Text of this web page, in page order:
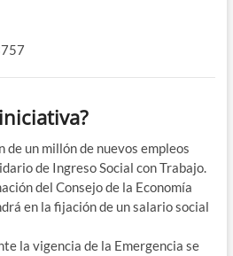
de un millón de nuevos empleos
de Ingreso Social con Trabajo.
del Consejo de la Economía
en la fijación de un salario social
la vigencia de la Emergencia se